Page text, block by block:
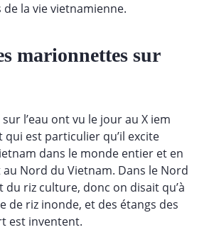
la vie vietnamienne.
marionnettes sur
l’eau ont vu le jour au X iem
qui est particulier qu’il excite
dans le monde entier et en
Nord du Vietnam. Dans le Nord
du riz culture, donc on disait qu’à
de riz inonde, et des étangs des
est inventent.